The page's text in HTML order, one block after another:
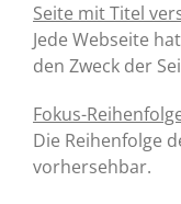
Seite mit Titel
Jede Webseite
den Zweck der
Fokus-
Die Reihenfolge
vorhersehbar.